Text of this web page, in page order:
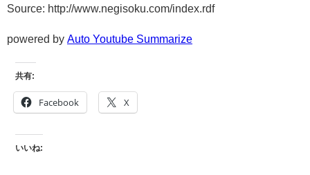
Source: http://www.negisoku.com/index.rdf
powered by Auto Youtube Summarize
共有:
Facebook X
いいね: